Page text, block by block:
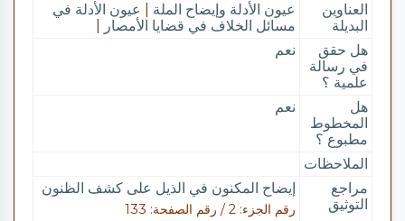
العناوين
البديلة
عيون الأدلة وإيضاح الملة
عيون الأدلة في
مسائل الخلاف في قضايا الأمصار
هل حقق
في رسالة
علمية ؟
نعم
هل
المخطوط
مطبوع ؟
نعم
الملاحظات
مراجع
التوثيق
إيضاح المكنون في الذيل على كشف الظنون
رقم الجزء: 2 / رقم الصفحة: 133